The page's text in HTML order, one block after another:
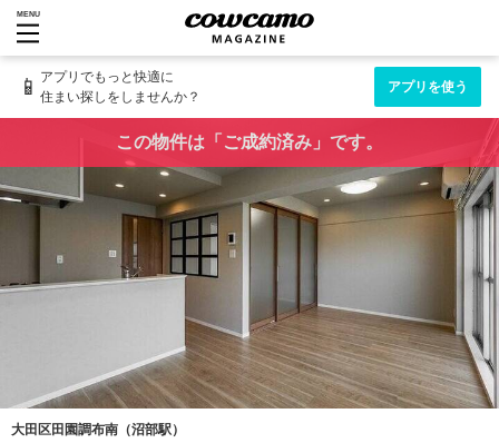
MENU
📱 アプリでもっと快適に
住まい探しをしませんか？
アプリを使う
この物件は「ご成約済み」です。
大田区田園調布南（沼部駅）